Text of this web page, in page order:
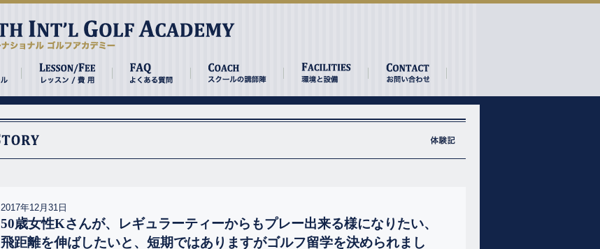
2017年12月31日
50歳女性Kさんが、レギュラーティーからもプレー出来る様になりたい、
飛距離を伸ばしたいと、短期ではありますがゴルフ留学を決められまし